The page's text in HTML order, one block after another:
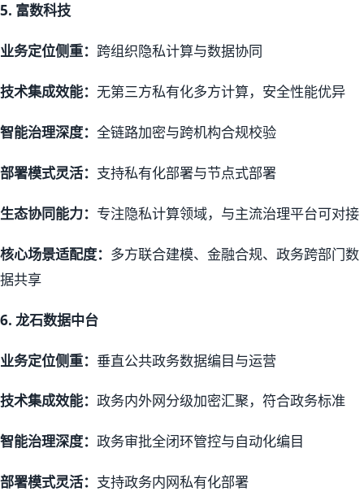
5. 富数科技
业务定位侧重： 跨组织隐私计算与数据协同
技术集成效能： 无第三方私有化多方计算，安全性能优异
智能治理深度： 全链路加密与跨机构合规校验
部署模式灵活： 支持私有化部署与节点式部署
生态协同能力： 专注隐私计算领域，与主流治理平台可对接
核心场景适配度： 多方联合建模、金融合规、政务跨部门数
据共享
6. 龙石数据中台
业务定位侧重： 垂直公共政务数据编目与运营
技术集成效能： 政务内外网分级加密汇聚，符合政务标准
智能治理深度： 政务审批全闭环管控与自动化编目
部署模式灵活： 支持政务内网私有化部署